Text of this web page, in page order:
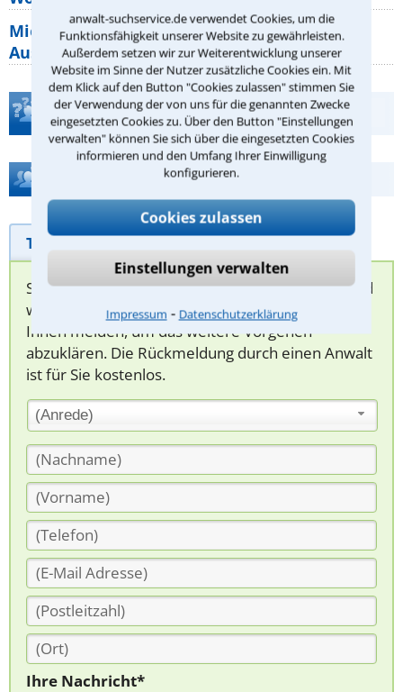
anwalt-suchservice.de verwendet Cookies, um die
Funktionsfähigkeit unserer Website zu gewährleisten.
Außerdem setzen wir zur Weiterentwicklung unserer
Website im Sinne der Nutzer zusätzliche Cookies ein. Mit
dem Klick auf den Button "Cookies zulassen" stimmen Sie
der Verwendung der von uns für die genannten Zwecke
eingesetzten Cookies zu. Über den Button "Einstellungen
verwalten" können Sie sich über die eingesetzten Cookies
informieren und den Umfang Ihrer Einwilligung
konfigurieren.
Cookies zulassen
Einstellungen verwalten
Impressum ⁃ Datenschutzerklärung
Mietpreisbremse 2026: Alle Regeln,
Ausnahmen und Rechte für Mieter
Teste Dein Rechtswissen
Hilfe bei Ihrer Anwaltsuche?
Telefonhilfe Beratungsanfrage
Sie können hier Ihren Fall schildern. Anschließend
werden sich spezialisierte Rechtsanwälte bei
Ihnen melden, um das weitere Vorgehen
abzuklären. Die Rückmeldung durch einen Anwalt
ist für Sie kostenlos.
(Anrede)
Ihre Nachricht*